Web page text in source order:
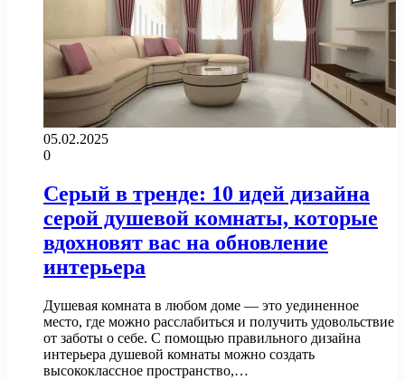
05.02.2025
0
Серый в тренде: 10 идей дизайна
серой душевой комнаты, которые
вдохновят вас на обновление
интерьера
Душевая комната в любом доме — это уединенное
место, где можно расслабиться и получить удовольствие
от заботы о себе. С помощью правильного дизайна
интерьера душевой комнаты можно создать
высококлассное пространство,…